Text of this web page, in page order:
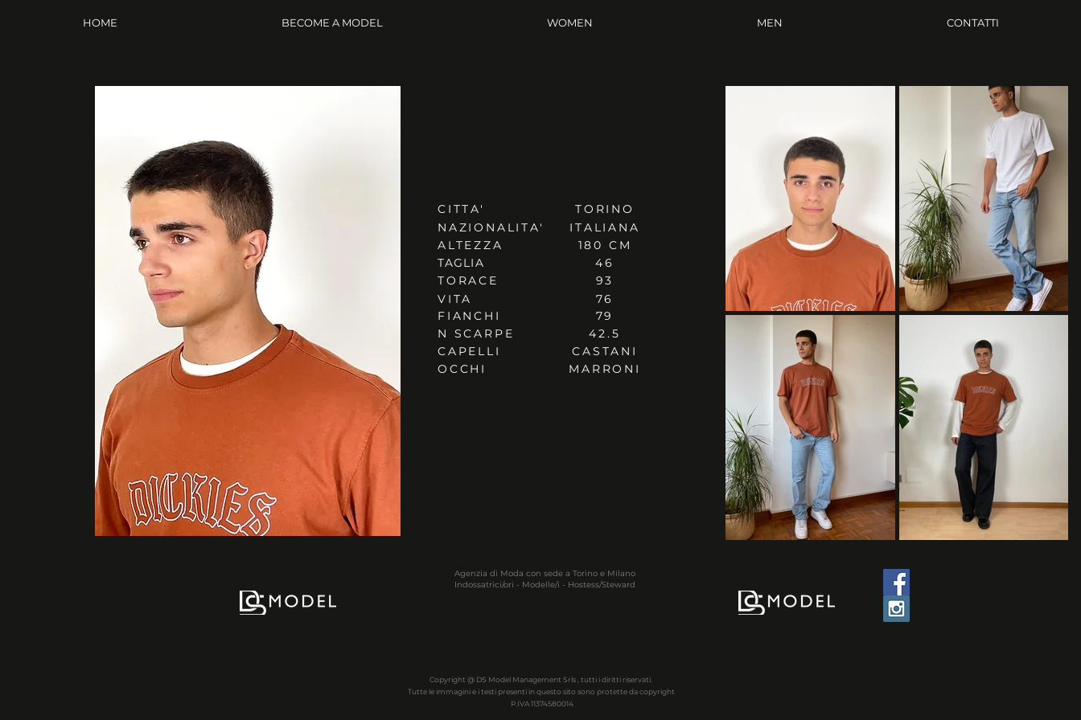
HOME BECOME A MODEL WOMEN MEN CONTATTI
ITALIANA
180 CM
46
93
76
79
42.5
CASTANI
MARRONI
TORINO
NAZIONALITA'
ALTEZZA
TAGLIA
TORACE
VITA
FIANCHI
N SCARPE
CAPELLI
OCCHI
CITTA'
Agenzia di Moda con sede a Torino e Milano
Indossatrici/ori - Modelle/i - Hostess/Steward
Copyright @ DS Model Management Srls , tutti i diritti riservati.
Tutte le immagini e i testi presenti in questo sito sono protette da copyright
P.IVA 11374580014